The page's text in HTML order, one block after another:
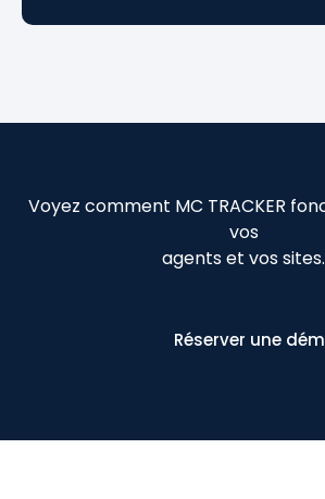
Voyez comment MC TRACKER
vos
agents et vos sites.
Réserver une